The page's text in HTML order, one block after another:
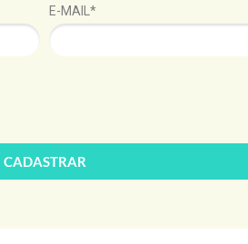
E-MAIL*
CADASTRAR